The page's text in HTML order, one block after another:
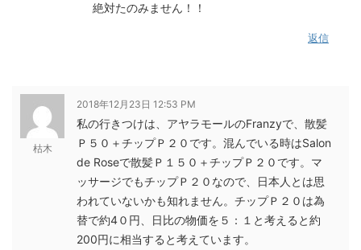
絶対たのみません！！
返信
枯木
2018年12月23日 12:53 PM
私の行きつけは、アヤラモールのFranzyで、散髪
Ｐ５０＋チップＰ２０です。混んでいる時はSalon
de Roseで散髪Ｐ１５０＋チップＰ２０です。マ
ッサージでもチップＰ２０なので、日本人とは思
われていないかも知れません。チップＰ２０は為
替で約4０円、日比の物価を５：１と考えると約
200円に相当すると考えています。